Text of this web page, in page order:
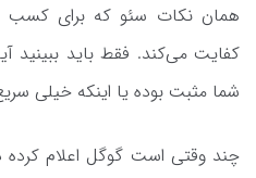
همان نکات سئو که برای کسب
کفایت می‌کند. فقط باید ببینید
شما مثبت بوده یا اینکه خیلی
چند وقتی است گوگل اعلام کرده